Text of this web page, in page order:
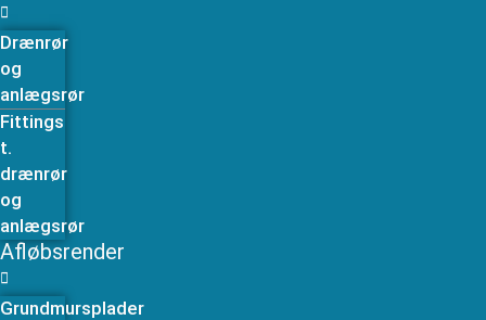
Drænrør
og
anlægsrør
Fittings
t.
drænrør
og
anlægsrør
Afløbsrender
Grundmursplader